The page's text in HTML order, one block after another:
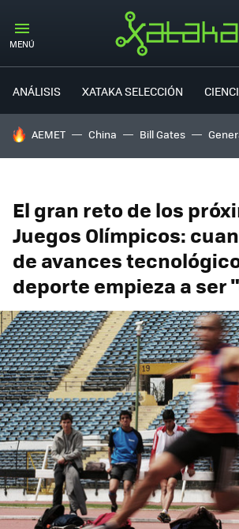
MENÚ
ANÁLISIS XATAKA SELECCIÓN
HOY SE HABLA DE
AEMET China Bill Gates
El gran reto de los
Juegos Olímpicos:
de avances
deporte empieza a ser